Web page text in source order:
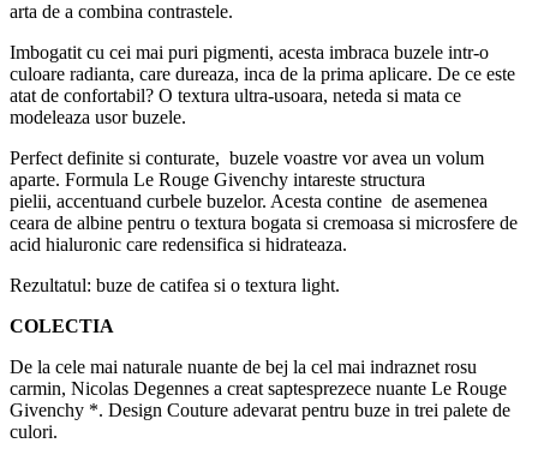
arta de a combina contrastele.
Imbogatit cu cei mai puri pigmenti, acesta imbraca buzele intr-o
culoare radianta, care dureaza, inca de la prima aplicare. De ce este
atat de confortabil? O textura ultra-usoara, neteda si mata ce
modeleaza usor buzele.
Perfect definite si conturate, buzele voastre vor avea un volum
aparte. Formula Le Rouge Givenchy intareste structura
pielii, accentuand curbele buzelor. Acesta contine de asemenea
ceara de albine pentru o textura bogata si cremoasa si microsfere de
acid hialuronic care redensifica si hidrateaza.
Rezultatul: buze de catifea si o textura light.
COLECTIA
De la cele mai naturale nuante de bej la cel mai indraznet rosu
carmin, Nicolas Degennes a creat saptesprezece nuante Le Rouge
Givenchy *. Design Couture adevarat pentru buze in trei palete de
culori.